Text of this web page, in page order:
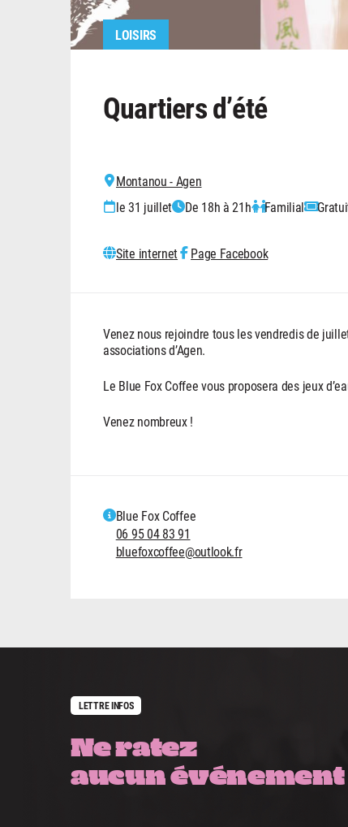
LOISIRS
Quartiers d’été
Montanou - Agen
le 31 juillet
De 18h à 21h Familial
Site internet Page Facebook
Venez nous rejoindre tous les vendredis de
associations d’Agen.
Le Blue Fox Coffee vous proposera des jeux
Venez nombreux !
Blue Fox Coffee
06 95 04 83 91
bluefoxcoffee@outlook.fr
LETTRE INFOS
Ne ratez
aucun événement